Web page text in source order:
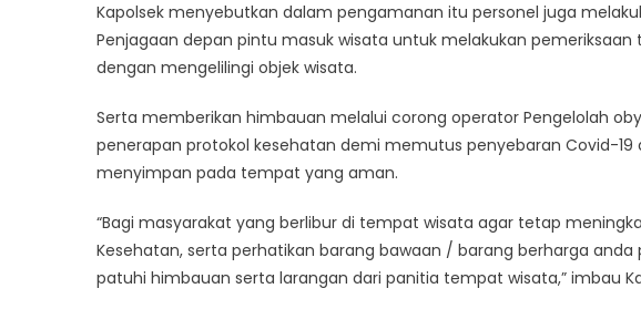
Kapolsek menyebutkan dalam pengamanan itu personel juga
Penjagaan depan pintu masuk wisata untuk melakukan
dengan mengelilingi objek wisata.
Serta memberikan himbauan melalui corong operator Pengelolah
penerapan protokol kesehatan demi memutus penyebaran Covid-
menyimpan pada tempat yang aman.
“Bagi masyarakat yang berlibur di tempat wisata agar tetap
Kesehatan, serta perhatikan barang bawaan / barang berharga
patuhi himbauan serta larangan dari panitia tempat wisata,” imbau